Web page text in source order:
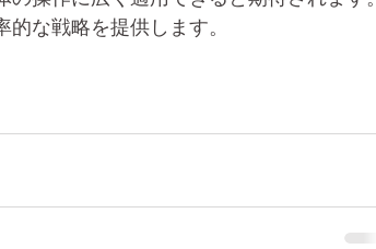
な戦略を提供します。